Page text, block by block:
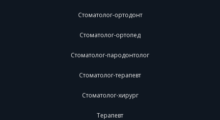
Стоматолог-ортодонт
Стоматолог-ортопед
Стоматолог-пародонтолог
Стоматолог-терапевт
Стоматолог-хирург
Терапевт